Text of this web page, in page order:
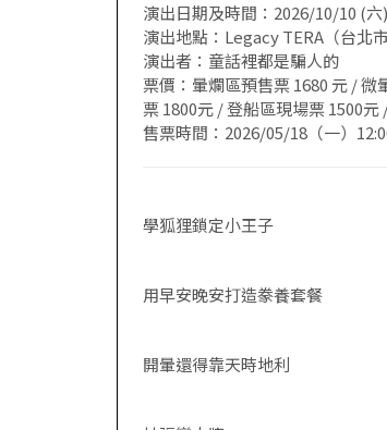
演出日期及時間：2026/10/10 (六
演出地點：Legacy TERA（台北
演出者：童話裡都是騙人的
票價：暈爛區預售票 1680 元 / 微
票 1800元 / 登船區現場票 1500
售票時間：2026/05/18（一）
學狐狸鎖定小王子
用早安晚安打造豢養套餐
開暈還得靠天時地利